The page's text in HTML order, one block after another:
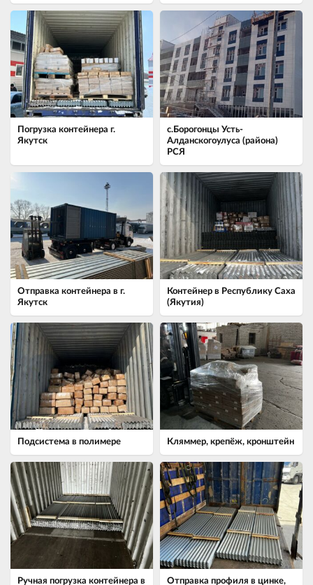
Погрузка контейнера г.
Якутск
с.Борогонцы Усть-
Алданскогоулуса (района)
РСЯ
Отправка контейнера в г.
Якутск
Контейнер в Республику Саха
(Якутия)
Подсистема в полимере Кляммер, крепёж, кронштейн
Ручная погрузка контейнера в
Отправка профиля в цинке,